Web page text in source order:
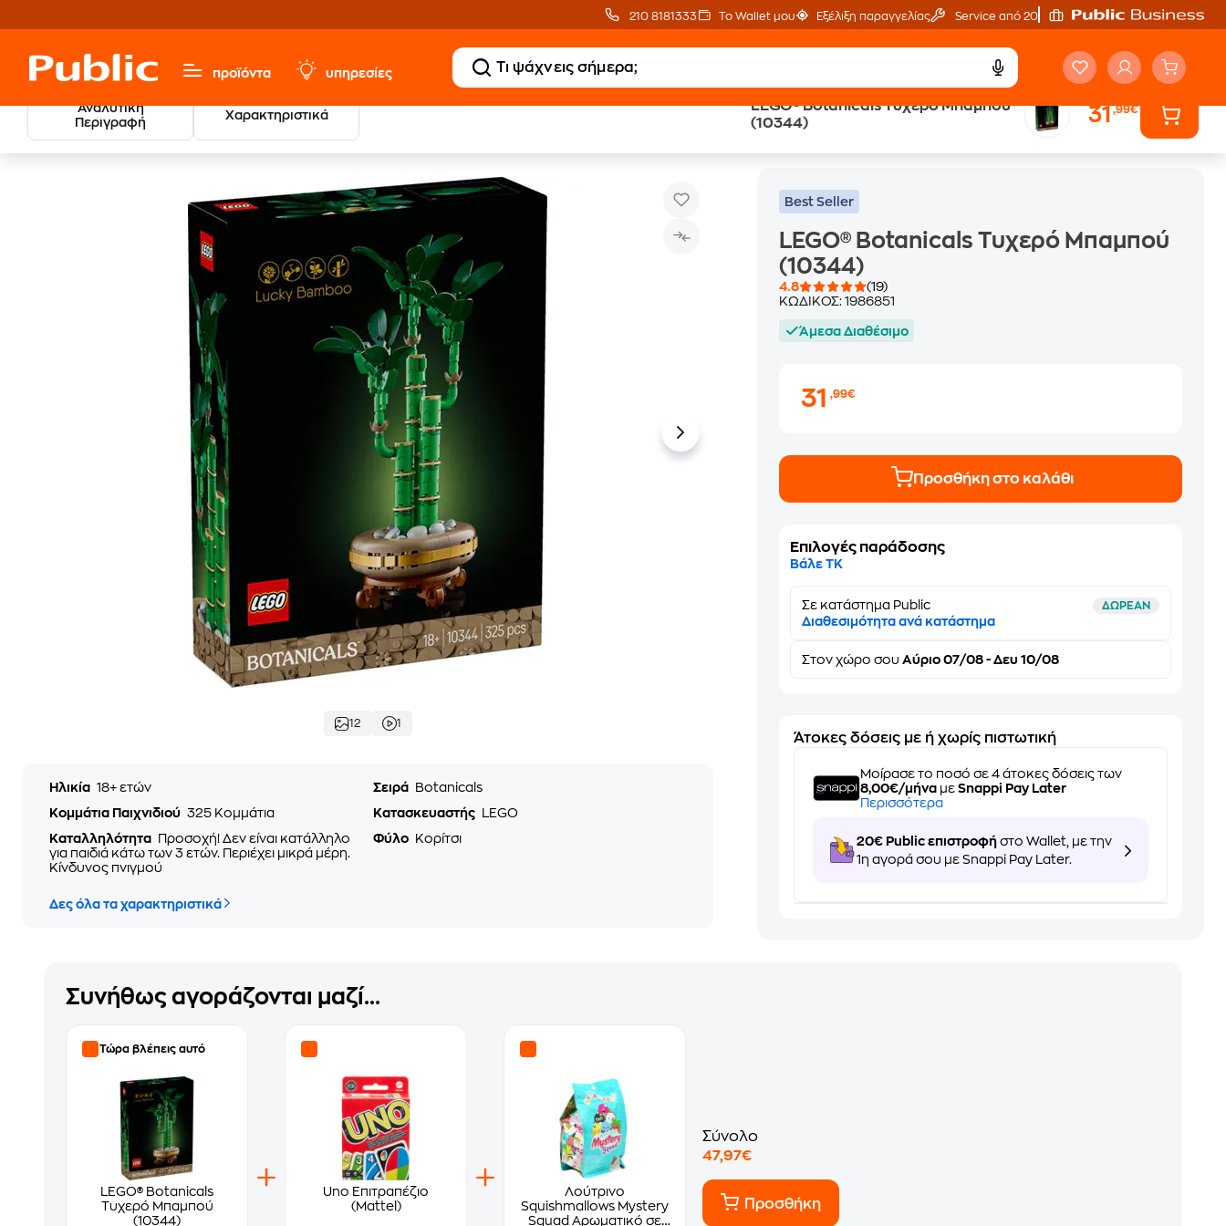
210 8181333 Το Wallet μου Εξέλιξη παραγγελίας Service από 20'
προϊόντα υπηρεσίες
Αναλυτική
Περιγραφή
Χαρακτηριστικά
LEGO® Botanicals Τυχερό Μπαμπού
(10344)
31,99€
Παιχνίδια & Παιδικά
12 1
Ηλικία 18+ ετών Σειρά
Botanicals
Κομμάτια Παιχνιδιού 325 Κομμάτια Κατασκευαστής
LEGO
Καταλληλότητα
Προσοχή! Δεν είναι κατάλληλο
για παιδιά κάτω των 3 ετών. Περιέχει μικρά μέρη.
Κίνδυνος πνιγμού
Φύλο Κορίτσι
Δες όλα τα χαρακτηριστικά
Best Seller
LEGO® Botanicals Τυχερό Μπαμπού
(10344)
4.8
(19)
ΚΩΔΙΚΟΣ:1986851
Άμεσα Διαθέσιμο
31,99€
Προσθήκη στο καλάθι
Επιλογές παράδοσης
Βάλε ΤΚ
Σε κατάστημα Public ΔΩΡΕΑΝ
Διαθεσιμότητα ανά κατάστημα
Στονχώρο σου Αύριο 07/08 - Δευ 10/08
Άτοκες δόσεις με ή χωρίς πιστωτική
Μοίρασε το ποσό σε 4 άτοκες δόσεις των
8,00€/μήνα μεSnappi Pay Later
Περισσότερα
20€ Public επιστροφή στο Wallet, με την
1η αγορά σου με Snappi Pay Later.
Συνήθως αγοράζονται μαζί...
Τώρα βλέπεις αυτό
LEGO® Botanicals
Τυχερό Μπαμπού
(10344)
Uno Επιτραπέζιο
(Mattel)
Λούτρινο
Squishmallows Mystery
Squad Αρωματικό σε
Σύνολο
47,97€
Προσθήκη